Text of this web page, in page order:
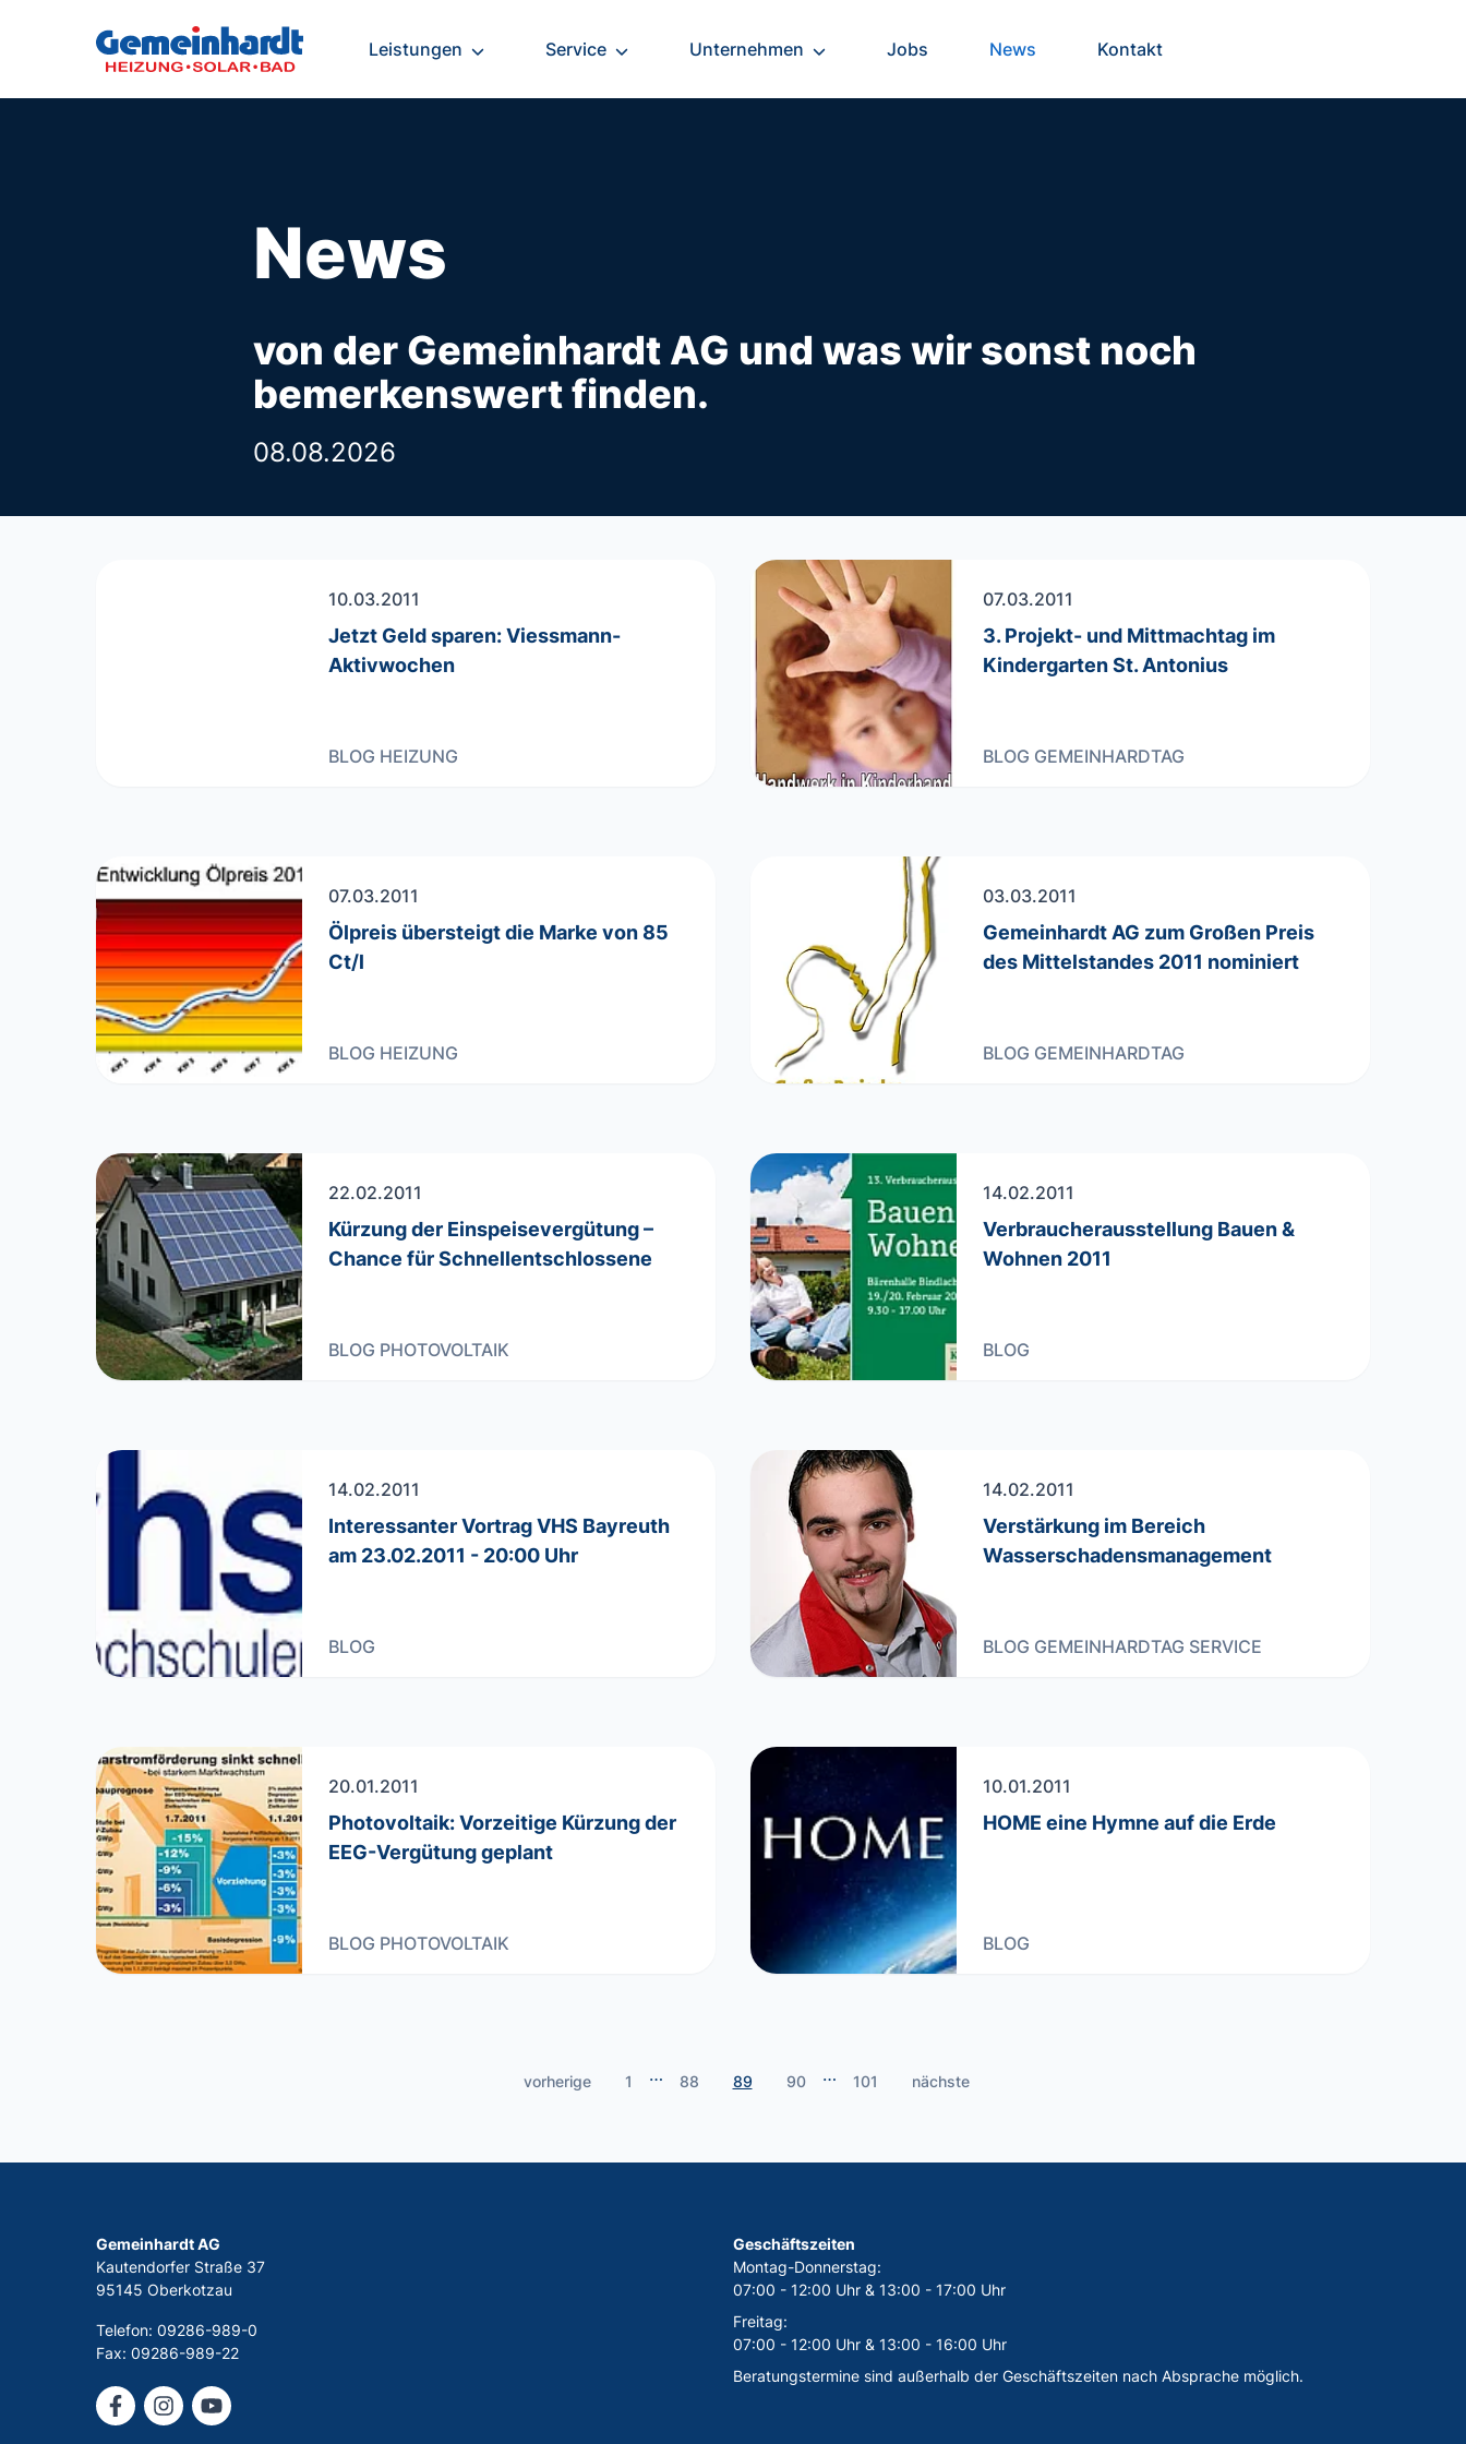
Leistungen Service Unternehmen Jobs News Kontakt
News
von der Gemeinhardt AG und was wir sonst noch
bemerkenswert finden.
08.08.2026
10.03.2011
Jetzt Geld sparen: Viessmann-
Aktivwochen
BLOG HEIZUNG
07.03.2011
3. Projekt- und Mittmachtag im
Kindergarten St. Antonius
BLOG GEMEINHARDTAG
07.03.2011
Ölpreis übersteigt die Marke von 85
Ct/l
BLOG HEIZUNG
03.03.2011
Gemeinhardt AG zum Großen Preis
des Mittelstandes 2011 nominiert
BLOG GEMEINHARDTAG
22.02.2011
Kürzung der Einspeisevergütung –
Chance für Schnellentschlossene
BLOG PHOTOVOLTAIK
14.02.2011
Verbraucherausstellung Bauen &
Wohnen 2011
BLOG
14.02.2011
Interessanter Vortrag VHS Bayreuth
am 23.02.2011 - 20:00 Uhr
BLOG
14.02.2011
Verstärkung im Bereich
Wasserschadensmanagement
BLOG GEMEINHARDTAG SERVICE
20.01.2011
Photovoltaik: Vorzeitige Kürzung der
EEG-Vergütung geplant
BLOG PHOTOVOLTAIK
10.01.2011
HOME eine Hymne auf die Erde
BLOG
vorherige 1 … 88 89 90 … 101 nächste
Gemeinhardt AG
Kautendorfer Straße 37
95145 Oberkotzau
Telefon: 09286-989-0
Fax: 09286-989-22
Geschäftszeiten
Montag-Donnerstag:
07:00 - 12:00 Uhr & 13:00 - 17:00 Uhr
Freitag:
07:00 - 12:00 Uhr & 13:00 - 16:00 Uhr
Beratungstermine sind außerhalb der Geschäftszeiten nach Absprache möglich.